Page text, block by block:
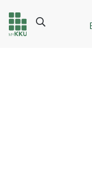
Header
Main Menu
Search